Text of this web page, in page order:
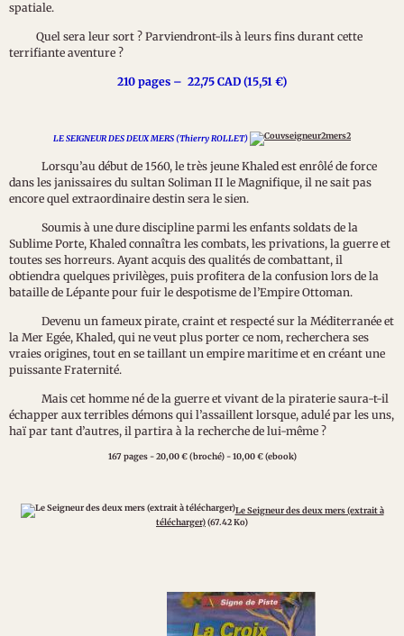
spatiale.
Quel sera leur sort ? Parviendront-ils à leurs fins durant cette
terrifiante aventure ?
210 pages – 22,75 CAD (15,51 €)
LE SEIGNEUR DES DEUX MERS (Thierry ROLLET)
Lorsqu’au début de 1560, le très jeune Khaled est enrôlé de force
dans les janissaires du sultan Soliman II le Magnifique, il ne sait pas
encore quel extraordinaire destin sera le sien.
Soumis à une dure discipline parmi les enfants soldats de la
Sublime Porte, Khaled connaîtra les combats, les privations, la guerre et
toutes ses horreurs. Ayant acquis des qualités de combattant, il
obtiendra quelques privilèges, puis profitera de la confusion lors de la
bataille de Lépante pour fuir le despotisme de l’Empire Ottoman.
Devenu un fameux pirate, craint et respecté sur la Méditerranée et
la Mer Egée, Khaled, qui ne veut plus porter ce nom, recherchera ses
vraies origines, tout en se taillant un empire maritime et en créant une
puissante Fraternité.
Mais cet homme né de la guerre et vivant de la piraterie saura-t-il
échapper aux terribles démons qui l’assaillent lorsque, adulé par les uns,
haï par tant d’autres, il partira à la recherche de lui-même ?
167 pages - 20,00 € (broché) - 10,00 € (ebook)
Le Seigneur des deux mers (extrait à
télécharger)(67.42 Ko)